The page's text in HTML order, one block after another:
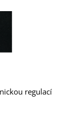
regulací